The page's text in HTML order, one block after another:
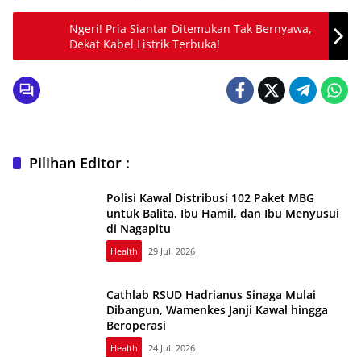
Ngeri! Pria Siantar Ditemukan Tak Bernyawa,
Dekat Kabel Listrik Terbuka!
Pilihan Editor :
Polisi Kawal Distribusi 102 Paket MBG
untuk Balita, Ibu Hamil, dan Ibu Menyusui
di Nagapitu
Health 29 Juli 2026
Cathlab RSUD Hadrianus Sinaga Mulai
Dibangun, Wamenkes Janji Kawal hingga
Beroperasi
Health 24 Juli 2026